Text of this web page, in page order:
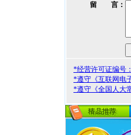
留 言：
*经营许可证编号
*遵守《互联网电
*遵守《全国人大